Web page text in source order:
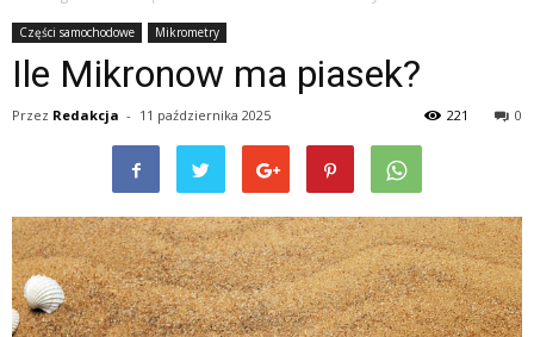
Części samochodowe Mikrometry
Ile Mikronow ma piasek?
Przez Redakcja - 11 października 2025 0
221